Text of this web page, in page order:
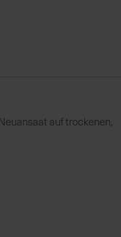
auf trockenen,